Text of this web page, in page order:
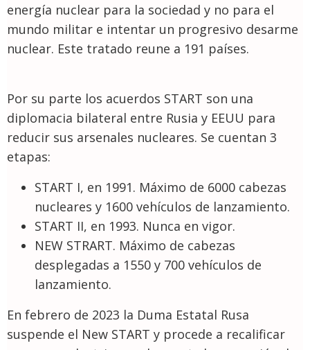
energía nuclear para la sociedad y no para el
mundo militar e intentar un progresivo desarme
nuclear. Este tratado reune a 191 países.
Por su parte los acuerdos START son una
diplomacia bilateral entre Rusia y EEUU para
reducir sus arsenales nucleares. Se cuentan 3
etapas:
START I, en 1991. Máximo de 6000 cabezas
nucleares y 1600 vehículos de lanzamiento.
START II, en 1993. Nunca en vigor.
NEW STRART. Máximo de cabezas
desplegadas a 1550 y 700 vehículos de
lanzamiento.
En febrero de 2023 la Duma Estatal Rusa
suspende el New START y procede a recalificar